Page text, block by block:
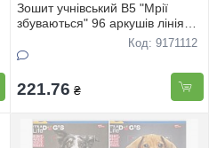
Зошит учнівський В5 "Мрії
збуваються" 96 аркушів лінія
Транспорт 3386 8штКод: 9171112
221.76 ₴